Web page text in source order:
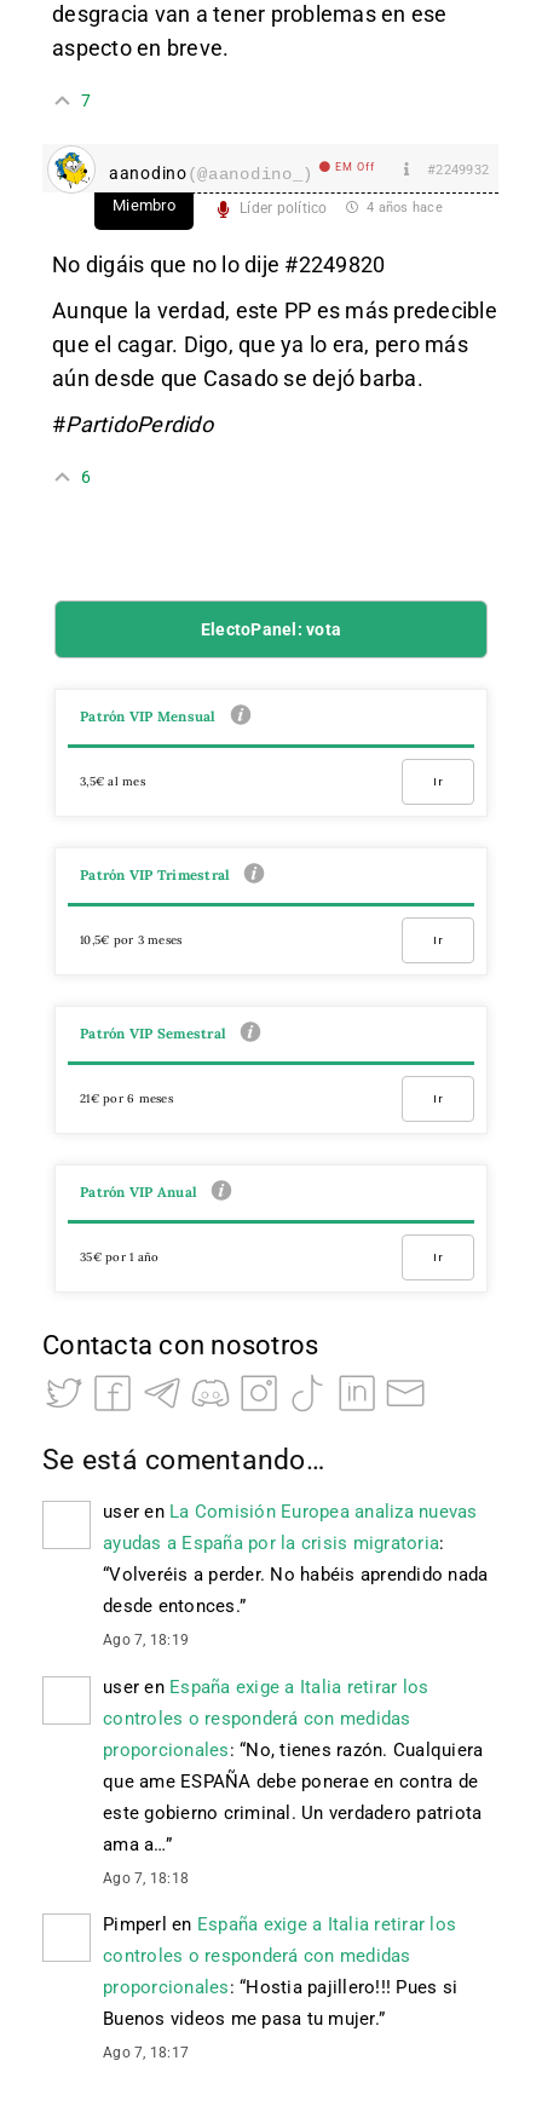
desgracia van a tener problemas en ese
aspecto en breve.
7
aanodino(@aanodino_) EM Off #2249932
Miembro Líder político 4 años hace
No digáis que no lo dije #2249820
Aunque la verdad, este PP es más predecible
que el cagar. Digo, que ya lo era, pero más
aún desde que Casado se dejó barba.
#PartidoPerdido
6
ElectoPanel: vota
Patrón VIP Mensual
3,5€ al mes Ir
Patrón VIP Trimestral
10,5€ por 3 meses Ir
Patrón VIP Semestral
21€ por 6 meses Ir
Patrón VIP Anual
35€ por 1 año Ir
Contacta con nosotros
Se está comentando…
user en La Comisión Europea analiza nuevas
ayudas a España por la crisis migratoria:
“Volveréis a perder. No habéis aprendido nada
desde entonces.”
Ago 7, 18:19
user en España exige a Italia retirar los
controles o responderá con medidas
proporcionales: “No, tienes razón. Cualquiera
que ame ESPAÑA debe ponerae en contra de
este gobierno criminal. Un verdadero patriota
ama a…”
Ago 7, 18:18
Pimperl en España exige a Italia retirar los
controles o responderá con medidas
proporcionales: “Hostia pajillero!!! Pues si
Buenos videos me pasa tu mujer.”
Ago 7, 18:17